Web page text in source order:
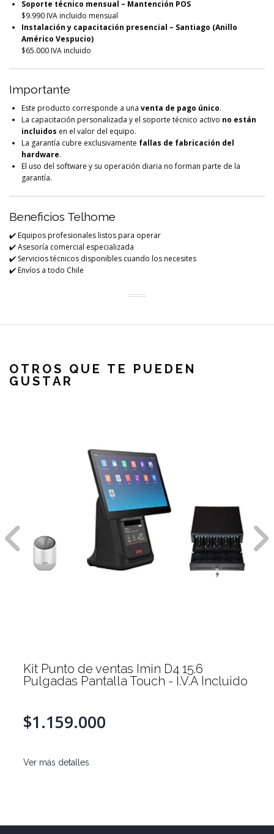
Soporte técnico mensual – Mantención POS
$9.990 IVA incluido mensual
Instalación y capacitación presencial – Santiago (Anillo
Américo Vespucio)
$65.000 IVA incluido
Importante
Este producto corresponde a una venta de pago único.
La capacitación personalizada y el soporte técnico activo no están
incluidos en el valor del equipo.
La garantía cubre exclusivamente fallas de fabricación del
hardware.
El uso del software y su operación diaria no forman parte de la
garantía.
Beneficios Telhome
✔️ Equipos profesionales listos para operar
✔️ Asesoría comercial especializada
✔️ Servicios técnicos disponibles cuando los necesites
✔️ Envíos a todo Chile
OTROS QUE TE PUEDEN
GUSTAR
Kit Punto de ventas Imin D4 15.6
Pulgadas Pantalla Touch - I.V.A Incluido
$1.159.000
Ver más detalles